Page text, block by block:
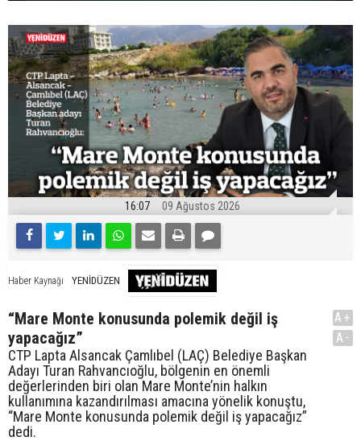
16:07 09 Ağustos 2026
Haber Kaynağı YENİDÜZEN
“Mare Monte konusunda polemik değil iş
yapacağız”
CTP Lapta Alsancak Çamlıbel (LAÇ) Belediye Başkan
Adayı Turan Rahvancıoğlu, bölgenin en önemli
değerlerinden biri olan Mare Monte’nin halkın
kullanımına kazandırılması amacına yönelik konuştu,
“Mare Monte konusunda polemik değil iş yapacağız”
dedi.
A+
A-